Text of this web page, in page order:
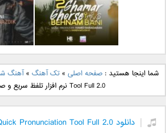
دانلود آهنگ جدید بهنام
بانی بنام قرص قمر 2
دانلود
یاسینی
شما اینجا هستید :صفحه اصلی »تک آهنگ »آهنگ
Tool Full 2.0 نرم افزار تلفظ سریع و صحیح اندروید